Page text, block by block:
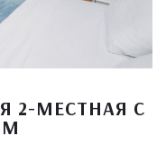
2-МЕСТНАЯ С